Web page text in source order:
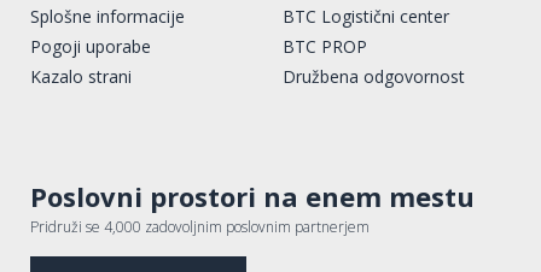
Splošne informacije
Pogoji uporabe
Kazalo strani
BTC Logistični center
BTC PROP
Družbena odgovornost
Poslovni prostori na enem mestu
Pridruži se 4,000 zadovoljnim poslovnim partnerjem